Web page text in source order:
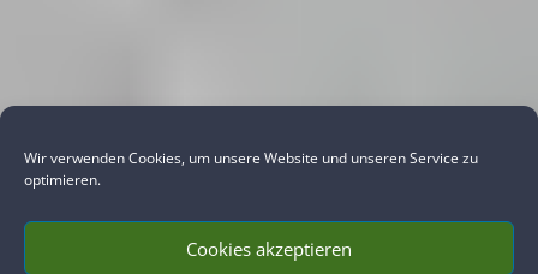
Wir verwenden Cookies, um unsere Website und unseren Service zu
optimieren.
Cookies akzeptieren